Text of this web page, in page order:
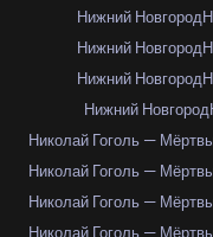
Нижний Новгород
Нижний Новгород
Нижний Новгород
Нижний Новгород
Николай Гоголь —
Николай Гоголь —
Николай Гоголь —